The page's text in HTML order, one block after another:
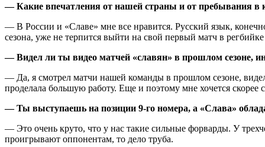
— Какие впечатления от нашей страны и от пребывания в
— В России и «Славе» мне все нравится. Русский язык,
сезона, уже не терпится выйти на свой первый матч в
— Видел ли ты видео матчей «славян» в прошлом сезоне,
— Да, я смотрел матчи нашей команды в прошлом сезоне,
проделала большую работу. Еще и поэтому мне хочется
— Ты выступаешь на позиции 9-го номера, а «Слава»
— Это очень круто, что у нас такие сильные форварды. У
проигрывают оппонентам, то дело труба.